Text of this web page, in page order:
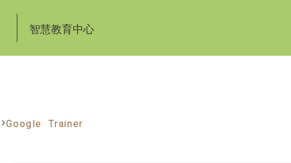
智慧教育中心
Google Trainer